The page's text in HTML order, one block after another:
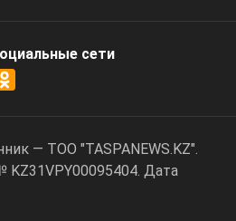
cети
— ТОО "TASPANEWS.KZ".
Дата